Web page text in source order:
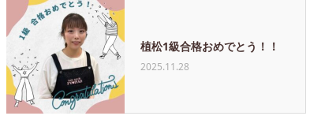
植松1級合格おめでとう！！
2025.11.28